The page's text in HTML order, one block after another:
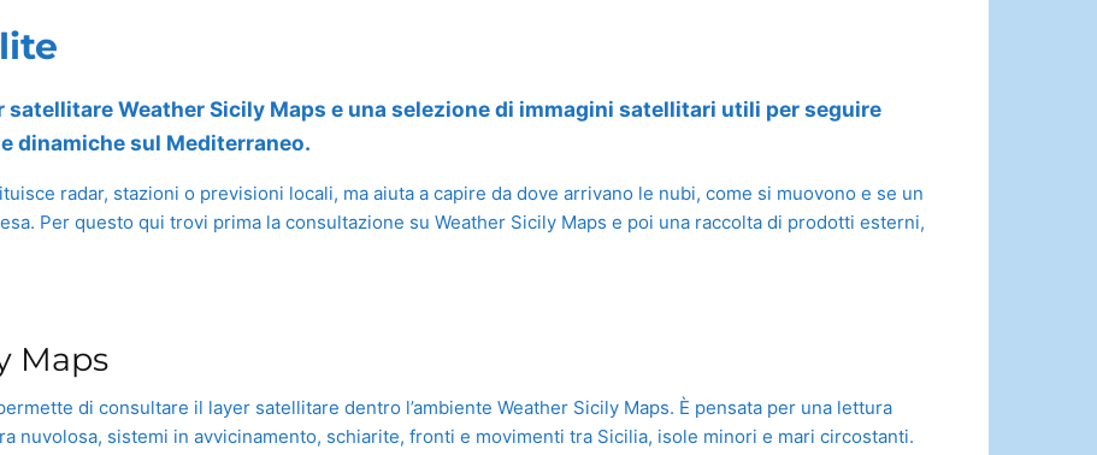
Sicilia
satellitare Weather Sicily Maps e una selezione di immagini satellitari utili per seguire
dinamiche sul Mediterraneo.
radar, stazioni o previsioni locali, ma aiuta a capire da dove arrivano le nubi, come si muovono e se un
Per questo qui trovi prima la consultazione su Weather Sicily Maps e poi una raccolta di prodotti esterni,
Maps
di consultare il layer satellitare dentro l’ambiente Weather Sicily Maps. È pensata per una lettura
nuvolosa, sistemi in avvicinamento, schiarite, fronti e movimenti tra Sicilia, isole minori e mari circostanti.